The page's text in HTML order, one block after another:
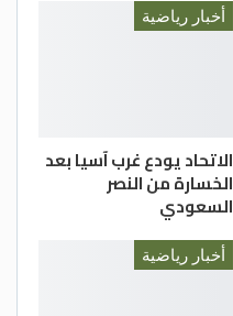
أخبار رياضية
الاتحاد يودع غرب آسيا بعد
الخسارة من النصر
السعودي
أخبار رياضية